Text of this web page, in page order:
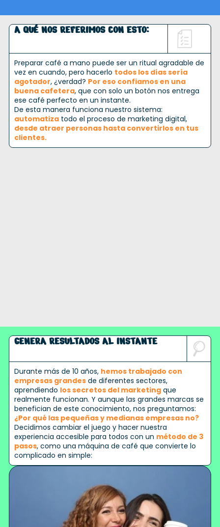
A QUÉ NOS REFERIMOS CON ESTO:
Preparar café a mano puede ser un ritual agradable de
vez en cuando, pero hacerlo todos los días sería
agotador, ¿verdad? Por eso confiamos en una
buena cafetera, que con solo un botón nos entrega
ese café perfecto en un instante.
De esta manera funciona nuestro sistema:
automatizatodo el proceso de marketing digital,
desde atraer personas hasta convertirlos en tus
clientes.
GENERA RESULTADOS AL INSTANTE
Durante más de 10 años, hemos trabajado con
empresas grandesde diferentes sectores,
aprendiendo los secretos del marketingque
realmente funcionan. Y aunque las grandes marcas se
benefician de este conocimiento, nos preguntamos:
¿Por qué las pequeñas y medianas empresas no?
Decidimos cambiar el juego y hacer nuestra
experiencia accesible para todos con un método de 3
pasos, como una máquina de café que convierte lo
complicado en simple: